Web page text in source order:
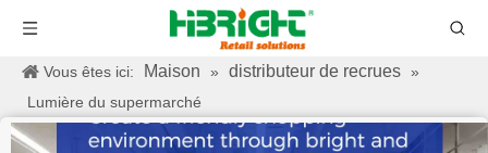
Vous êtes ici: Maison » distributeur de recrues »
Lumière du supermarché